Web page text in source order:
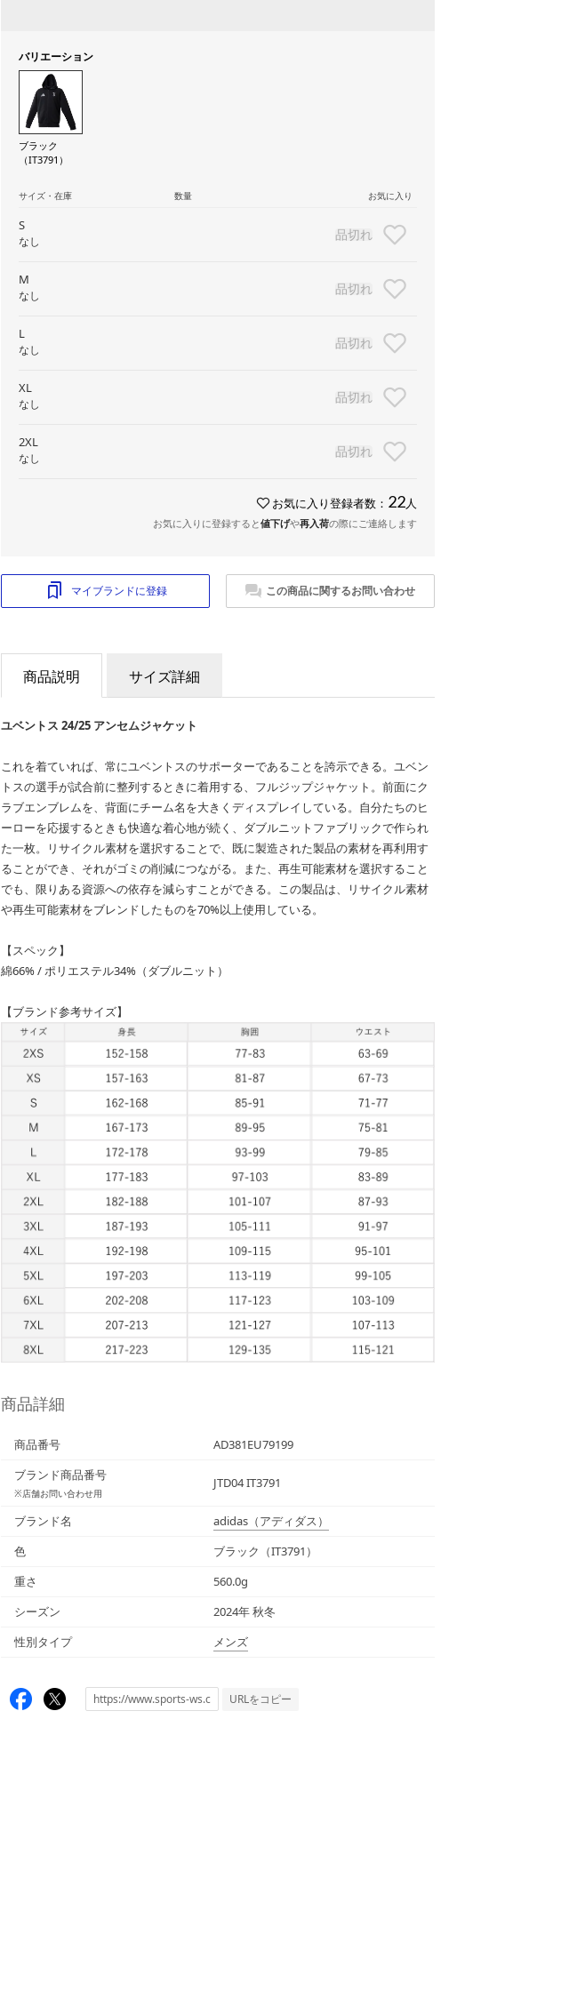
バリエーション
ブラック
（IT3791）
サイズ・在庫 数量 お気に入り
S
なし 品切れ
M
なし 品切れ
L
なし 品切れ
XL
なし 品切れ
2XL
なし 品切れ
お気に入り登録者数： 22 人
お気に入りに登録すると値下げや再入荷の際にご連絡します
マイブランドに登録 この商品に関するお問い合わせ
商品説明 サイズ詳細
ユベントス 24/25 アンセムジャケット
これを着ていれば、常にユベントスのサポーターであることを誇示できる。ユベン
トスの選手が試合前に整列するときに着用する、フルジップジャケット。前面にク
ラブエンブレムを、背面にチーム名を大きくディスプレイしている。自分たちのヒ
ーローを応援するときも快適な着心地が続く、ダブルニットファブリックで作られ
た一枚。リサイクル素材を選択することで、既に製造された製品の素材を再利用す
ることができ、それがゴミの削減につながる。また、再生可能素材を選択すること
でも、限りある資源への依存を減らすことができる。この製品は、リサイクル素材
や再生可能素材をブレンドしたものを70%以上使用している。
【スペック】
綿66% / ポリエステル34%（ダブルニット）
【ブランド参考サイズ】
商品詳細
商品番号
AD381EU79199
ブランド商品番号
※店舗お問い合わせ用
JTD04 IT3791
ブランド名 adidas （アディダス）
色
ブラック（IT3791）
重さ
560.0g
シーズン
2024年 秋冬
性別タイプ
メンズ
URLをコピー